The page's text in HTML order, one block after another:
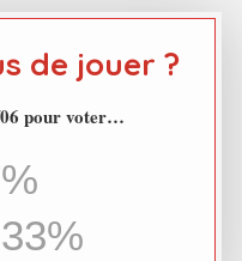
de jouer ?
06 pour voter…
33%